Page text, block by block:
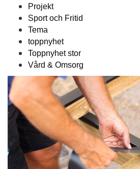
Projekt
Sport och Fritid
Tema
toppnyhet
Toppnyhet stor
Vård & Omsorg